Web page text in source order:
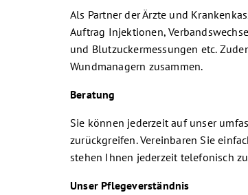
Als Partner der Ärzte und
Auftrag Injektionen,
und Blutzuckermessungen etc.
Wundmanagern zusammen.
Beratung
Sie können jederzeit auf unser
zurückgreifen. Vereinbaren Sie
stehen Ihnen jederzeit telefonisch
Unser Pflegeverständnis